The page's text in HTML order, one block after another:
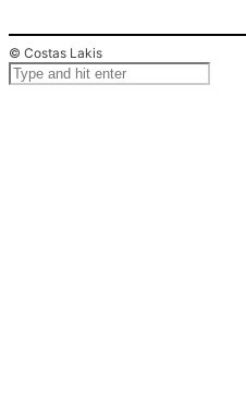
© Costas Lakis